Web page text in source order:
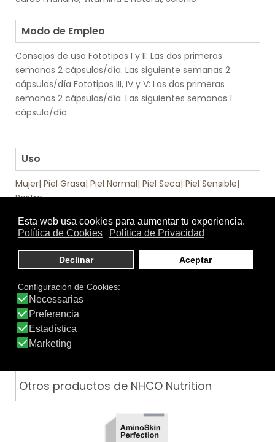
Modo de Empleo
Consejos de uso Fototipos I y II: Las dos primeras
semanas 2 cápsulas/día. Las siguiente semanas 2
cápsulas/día Fototipos III, IV y V: Las dos primeras
semanas 2 cápsulas/día. Las siguientes semanas 1
cápsula/día
Uso
Mujer| Piel Grasa| Piel Normal| Piel Seca| Piel Sensible|
Rostro
Función
Antioxidante|Complementos alimenticios |Potenciador
solar
Textura
Tratamiento
de:
Otros productos de NHCO Nutrition